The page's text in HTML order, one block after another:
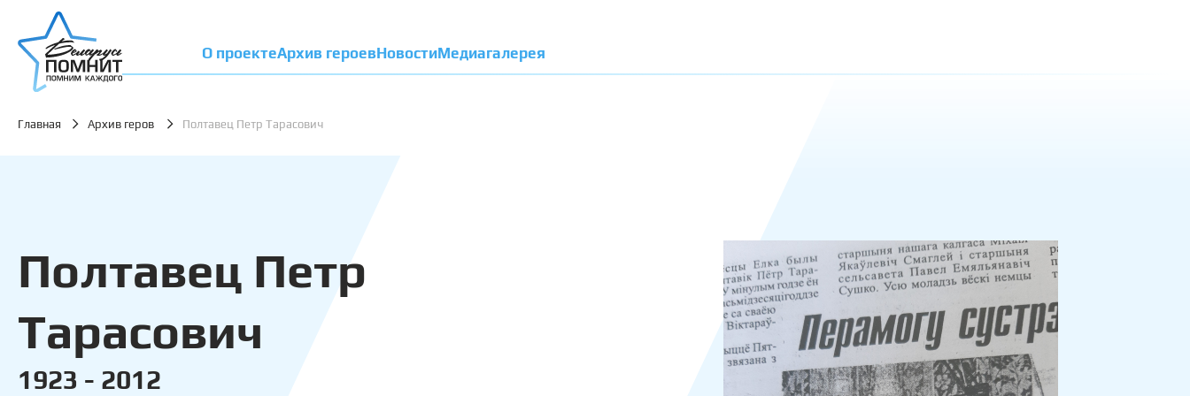
О проектеАрхив героевНовостиМедиагалерея
Главная Архив геров Полтавец Петр Тарасович
Полтавец Петр
Тарасович
1923 - 2012